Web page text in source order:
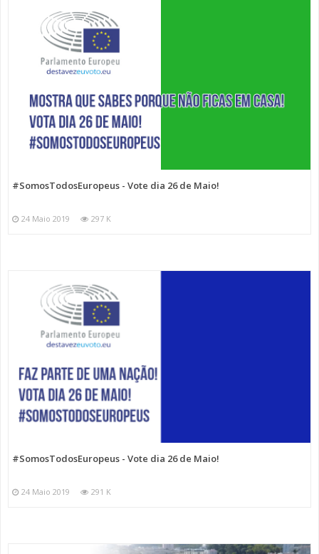
#SomosTodosEuropeus - Vote dia 26 de Maio!
24 Maio 2019 297 K
#SomosTodosEuropeus - Vote dia 26 de Maio!
24 Maio 2019 291 K